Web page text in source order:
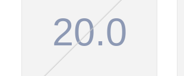
20.0